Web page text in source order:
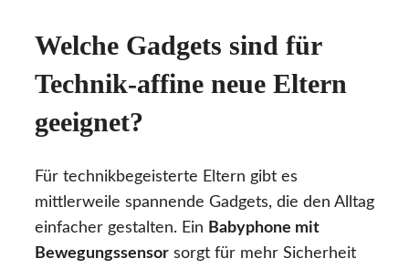
Welche Gadgets sind für
Technik-affine neue Eltern
geeignet?
Für technikbegeisterte Eltern gibt es
mittlerweile spannende Gadgets, die den Alltag
einfacher gestalten. Ein Babyphone mit
Bewegungssensor sorgt für mehr Sicherheit